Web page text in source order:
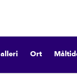
Ort